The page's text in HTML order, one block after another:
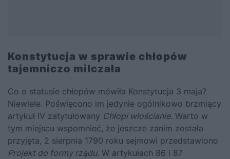
Konstytucja w sprawie chłopów
tajemniczo milczała
Co o statusie chłopów mówiła Konstytucja 3 maja?
Niewiele. Poświęcono im jedynie ogólnikowo brzmiący
artykuł IV zatytułowany Chłopi włościanie. Warto w
tym miejscu wspomnieć, że jeszcze zanim została
przyjęta, 2 sierpnia 1790 roku sejmowi przedstawiono
Projekt do formy rządu. W artykułach 86 i 87